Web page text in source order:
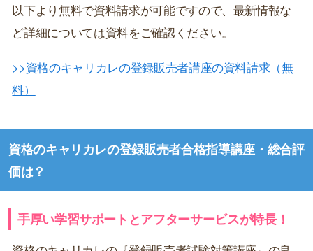
以下より無料で資料請求が可能ですので、最新情報な
ど詳細については資料をご確認ください。
>>資格のキャリカレの登録販売者講座の資料請求（無
料）
資格のキャリカレの登録販売者合格指導講座・総合評
価は？
手厚い学習サポートとアフターサービスが特長！